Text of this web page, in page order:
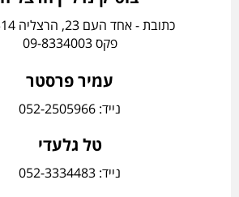
כתובת - אחד העם 23, הרצליה 4638514
פקס 09-8334003
עמיר פרסטר
נייד: 052-2505966
טל גלעדי
נייד: 052-3334483